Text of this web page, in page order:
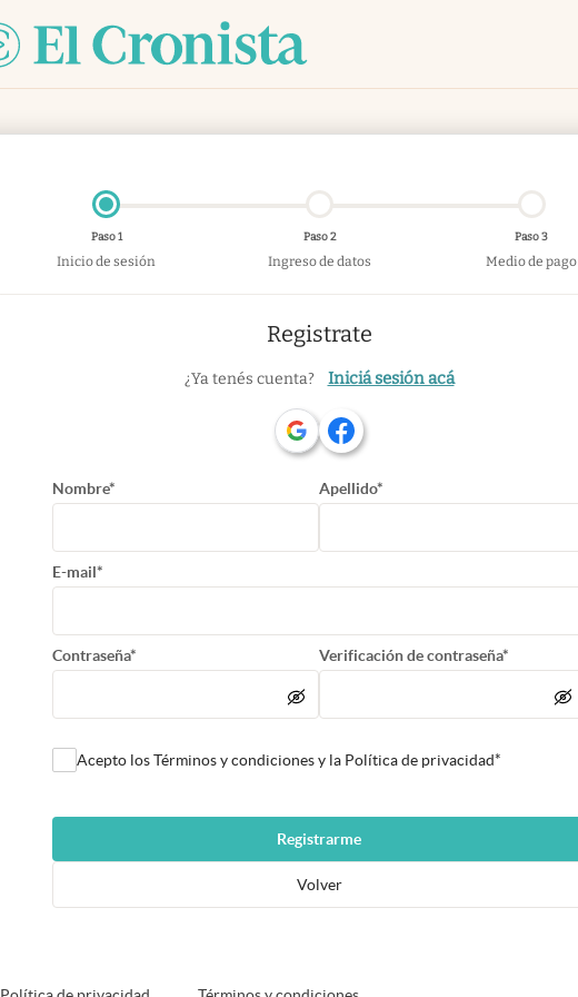
Paso 1
Inicio de sesión
Paso 2
Ingreso de datos
Paso 3
Medio de pago
Registrate
¿Ya tenés cuenta? Iniciá sesión acá
Nombre* Apellido*
E-mail*
Contraseña* Verificación de contraseña*
Acepto los Términos y condiciones y la Política de privacidad*
Registrarme
Volver